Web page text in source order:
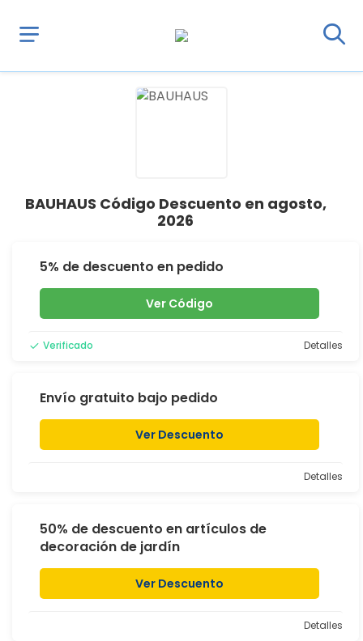
BAUHAUS Código Descuento en agosto,
2026
5% de descuento en pedido
Ver Código
Verificado Detalles
Envío gratuito bajo pedido
Ver Descuento
Detalles
50% de descuento en artículos de
decoración de jardín
Ver Descuento
Detalles